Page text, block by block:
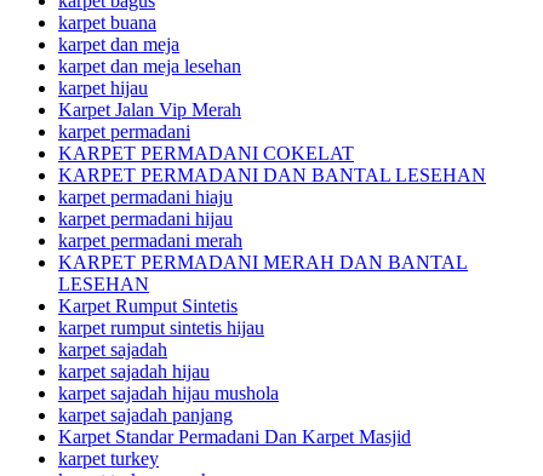
karpet buana
karpet dan meja
karpet dan meja lesehan
karpet hijau
Karpet Jalan Vip Merah
karpet permadani
KARPET PERMADANI COKELAT
KARPET PERMADANI DAN BANTAL LESEHAN
karpet permadani hiaju
karpet permadani hijau
karpet permadani merah
KARPET PERMADANI MERAH DAN BANTAL
LESEHAN
Karpet Rumput Sintetis
karpet rumput sintetis hijau
karpet sajadah
karpet sajadah hijau
karpet sajadah hijau mushola
karpet sajadah panjang
Karpet Standar Permadani Dan Karpet Masjid
karpet turkey